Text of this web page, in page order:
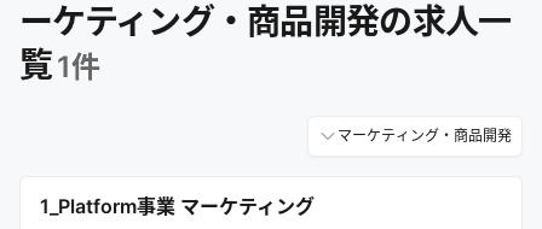
ーケティング・商品開発の求人一
覧1件
マーケティング・商品開発
1_Platform事業 マーケティング